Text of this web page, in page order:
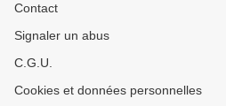
Contact
Signaler un abus
C.G.U.
Cookies et données personnelles